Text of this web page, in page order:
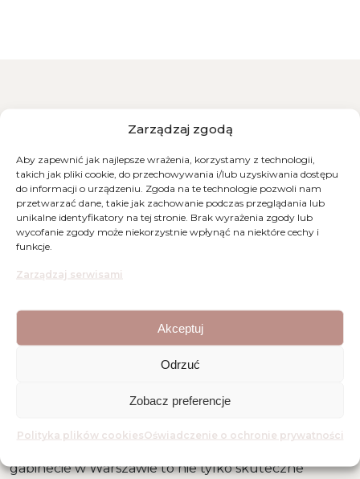
Zarządzaj zgodą
Aby zapewnić jak najlepsze wrażenia, korzystamy z technologii,
takich jak pliki cookie, do przechowywania i/lub uzyskiwania dostępu
do informacji o urządzeniu. Zgoda na te technologie pozwoli nam
przetwarzać dane, takie jak zachowanie podczas przeglądania lub
unikalne identyfikatory na tej stronie. Brak wyrażenia zgody lub
wycofanie zgody może niekorzystnie wpłynąć na niektóre cechy i
funkcje.
Zarządzaj serwisami
Akceptuj
Odrzuć
Zobacz preferencje
Polityka plików cookiesOświadczenie o ochronie prywatności
DLACZEGO WARTO
ARTYSTĘ?
gabinecie w Warszawie to nie tylko skuteczne